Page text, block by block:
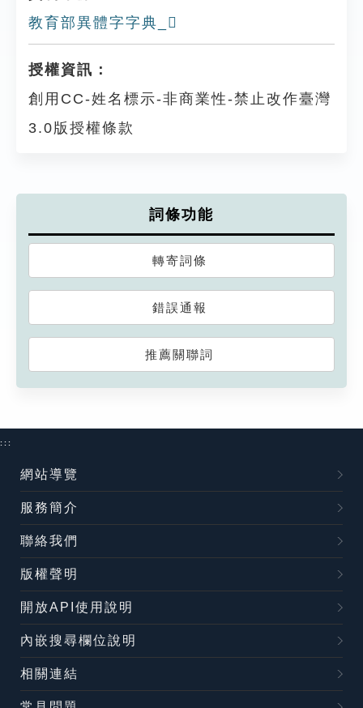
教育部異體字字典_𩰾
授權資訊：
創用CC-姓名標示-非商業性-禁止改作臺灣
3.0版授權條款
詞條功能
轉寄詞條
錯誤通報
推薦關聯詞
:::
網站導覽
服務簡介
聯絡我們
版權聲明
開放API使用說明
內嵌搜尋欄位說明
相關連結